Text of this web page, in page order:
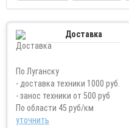
Доставка
По Луганску
- доставка техники 1000 руб.
- занос техники от 500 руб
По области 45 руб/км
уточнить